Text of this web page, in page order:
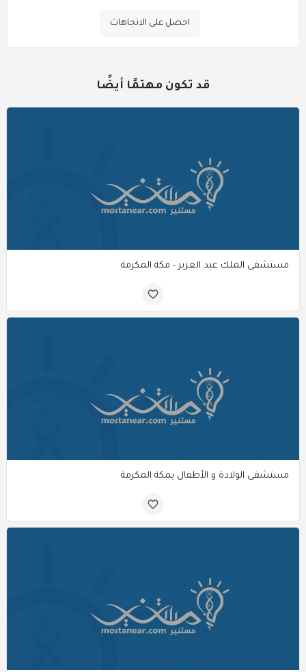
احصل على الاتجاهات
قد تكون مهتمًا أيضًا
مستشفى الملك عبد العزيز - مكة المكرمة
مستشفى الولادة و الأطفال بمكة المكرمة